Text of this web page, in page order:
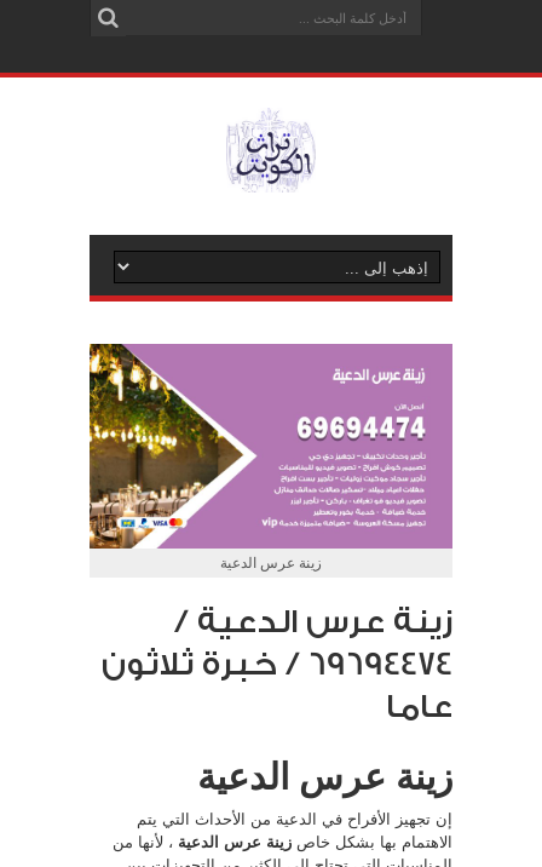
زينة عرس الدعية
زينة عرس الدعية /
69694474 / خبرة ثلاثون
عاما
زينة عرس الدعية
إن تجهيز الأفراح في الدعية من الأحداث التي يتم
الاهتمام بها بشكل خاص زينة عرس الدعية ، لأنها من